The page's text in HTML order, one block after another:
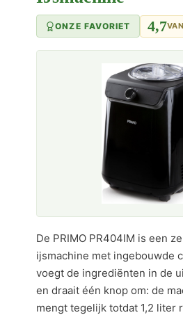
ONZE FAVORIET 4,7
De PRIMO PR404IM is een
ijsmachine met ingebouwde
voegt de ingrediënten in de
en draait één knop om: de
mengt tegelijk totdat 1,2 liter